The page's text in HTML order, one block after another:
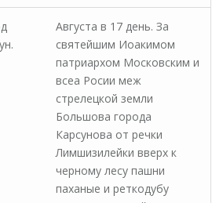
Августа в 17 день. За
святейшим Иоакимом
патриархом Московским и
всеа Росии меж
стрелецкой земли
Большова города
Карсунова от речки
Лимшизилейки вверх к
черному лесу пашни
паханые и реткодубу